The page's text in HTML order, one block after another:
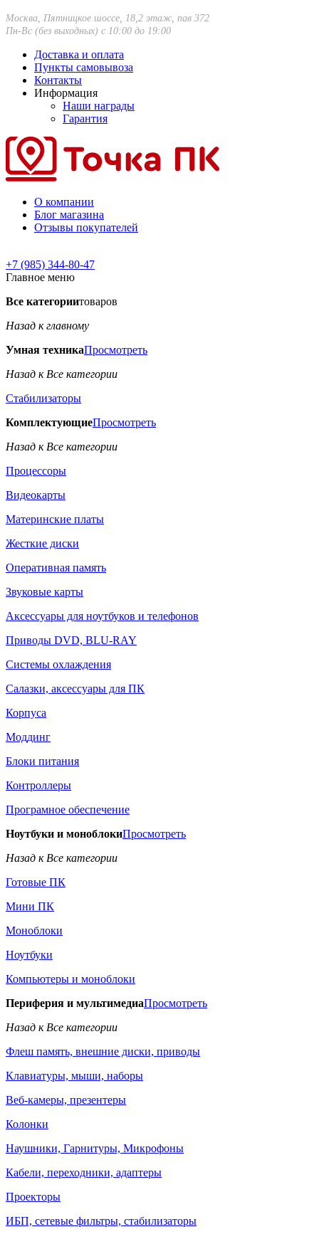
Москва, Пятницкое шоссе, 18,2 этаж, пав 372
Пн-Вс (без выходных) с 10:00 до 19:00
Доставка и оплата
Пункты самовывоза
Контакты
Информация
Наши награды
Гарантия
О компании
Блог магазина
Отзывы покупателей
+7 (985) 344-80-47
Главное меню
Все категориитоваров
Назад к главному
Умная техникаПросмотреть
Назад к Все категории
Стабилизаторы
КомплектующиеПросмотреть
Назад к Все категории
Процессоры
Видеокарты
Материнские платы
Жесткие диски
Оперативная память
Звуковые карты
Аксессуары для ноутбуков и телефонов
Приводы DVD, BLU-RAY
Системы охлаждения
Салазки, аксессуары для ПК
Корпуса
Моддинг
Блоки питания
Контроллеры
Програмное обеспечение
Ноутбуки и моноблокиПросмотреть
Назад к Все категории
Готовые ПК
Мини ПК
Моноблоки
Ноутбуки
Компьютеры и моноблоки
Периферия и мультимедиаПросмотреть
Назад к Все категории
Флеш память, внешние диски, приводы
Клавиатуры, мыши, наборы
Веб-камеры, презентеры
Колонки
Наушники, Гарнитуры, Микрофоны
Кабели, переходники, адаптеры
Проекторы
ИБП, сетевые фильтры, стабилизаторы